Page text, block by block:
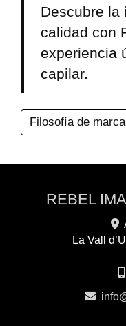
Descubre la
calidad con
experiencia
capilar.
Filosofía de marca
REBEL
La Vall
info